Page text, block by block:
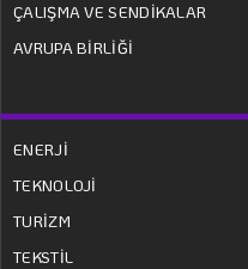
ÇALIŞMA VE SENDİKALAR
AVRUPA BİRLİĞİ
ENERJİ
TEKNOLOJİ
TURİZM
TEKSTİL